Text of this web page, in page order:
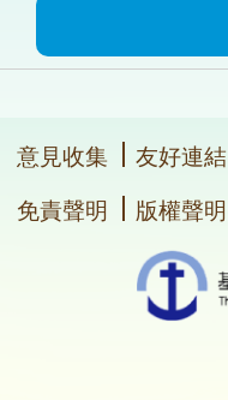
意見收集 友好連結
免責聲明
版權聲明